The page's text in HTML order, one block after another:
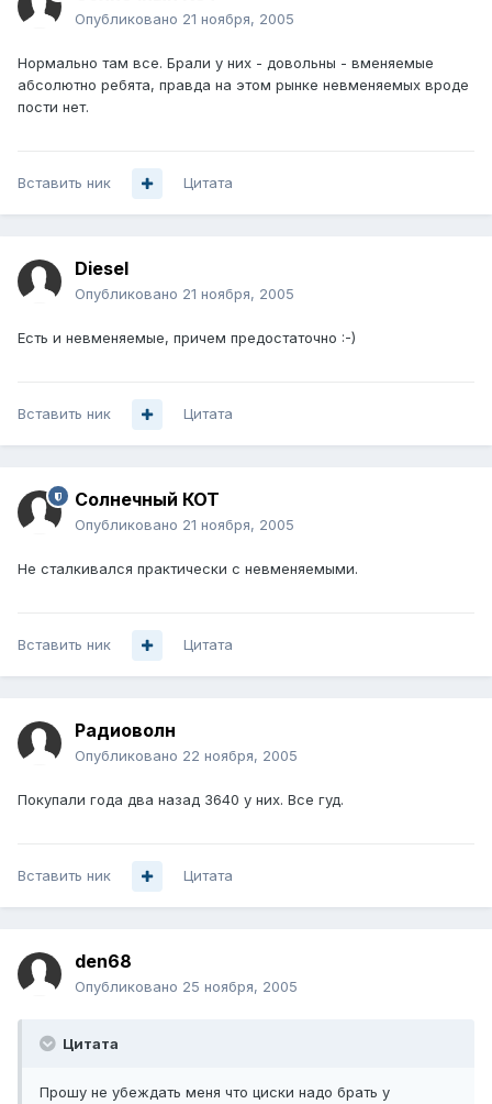
Опубликовано 21 ноября, 2005
Нормально там все. Брали у них - довольны - вменяемые
абсолютно ребята, правда на этом рынке невменяемых вроде
пости нет.
Вставить ник Цитата
Diesel
Опубликовано 21 ноября, 2005
Есть и невменяемые, причем предостаточно :-)
Вставить ник Цитата
Солнечный КОТ
Опубликовано 21 ноября, 2005
Не сталкивался практически с невменяемыми.
Вставить ник Цитата
Радиоволн
Опубликовано 22 ноября, 2005
Покупали года два назад 3640 у них. Все гуд.
Вставить ник Цитата
den68
Опубликовано 25 ноября, 2005
Цитата
Прошу не убеждать меня что циски надо брать у